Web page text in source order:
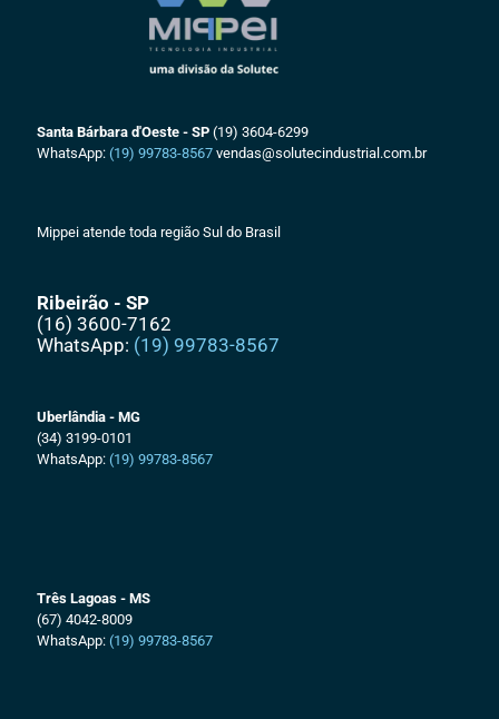
Santa Bárbara d'Oeste - SP (19) 3604-6299
WhatsApp: (19) 99783-8567 vendas@solutecindustrial.com.br
Mippei atende toda região Sul do Brasil
Ribeirão - SP
(16) 3600-7162
WhatsApp: (19) 99783-8567
Uberlândia - MG
(34) 3199-0101
WhatsApp: (19) 99783-8567
Três Lagoas - MS
(67) 4042-8009
WhatsApp: (19) 99783-8567